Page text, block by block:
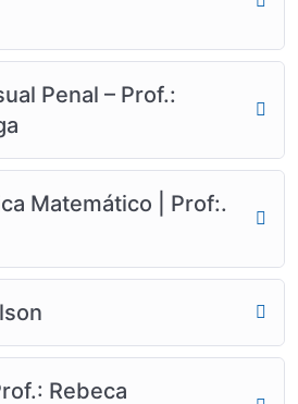
Penal – Prof.:
Matemático | Prof:.
Rebeca